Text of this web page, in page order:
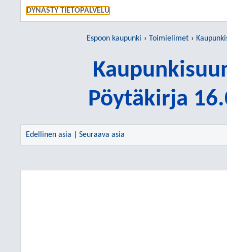
DYNASTY TIETOPALVELU
Espoon kaupunki Toimielimet
Pöytäkirja
Edellinen asia Seuraava asia